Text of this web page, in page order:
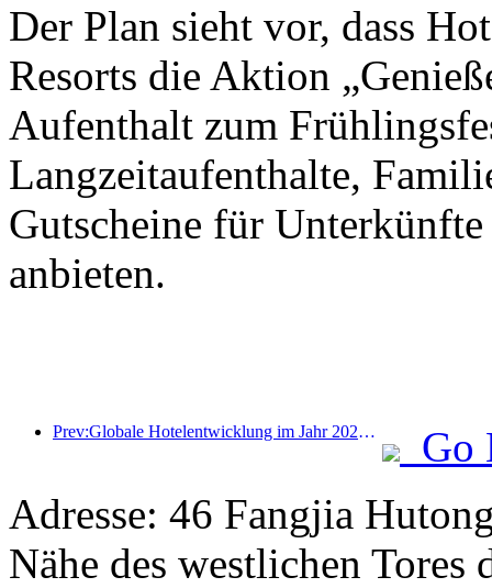
Der Plan sieht vor, dass
Resorts die Aktion
Aufenthalt zum
Langzeitaufenthalte,
Gutscheine für
anbieten.
Prev:Globale Hotelentwicklung im Jahr 2026: Shanghai belegt Platz eins bei der Anzahl neuer Zimmer
Go
Adresse: 46 Fangjia
Nähe des westlichen Tores